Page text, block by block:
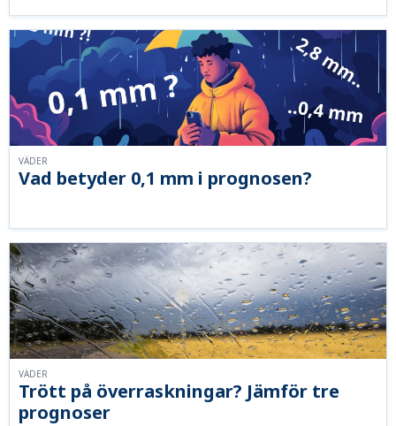
Vad betyder 0,1 mm i prognosen?
VÄDER
Trött på överraskningar? Jämför tre
prognoser
VÄDER